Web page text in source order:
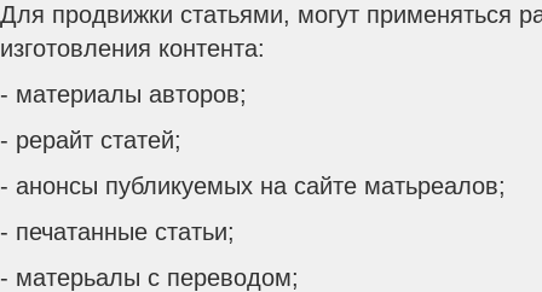
Для продвижки статьями, могут применяться
изготовления контента:
- материалы авторов;
- рерайт статей;
- анонсы публикуемых на сайте матьреалов;
- печатанные статьи;
- матерьалы с переводом;